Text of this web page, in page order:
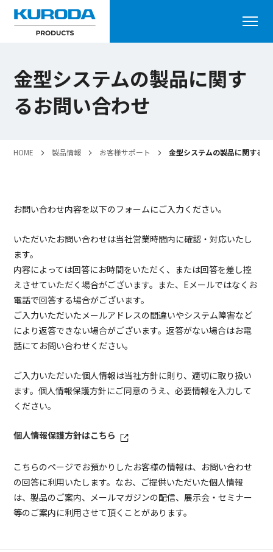
金型システムの製品に関す
るお問い合わせ
HOME 製品情報 お客様サポート 金型システムの製品に関する
お問い合わせ内容を以下のフォームにご入力ください。
いただいたお問い合わせは当社営業時間内に確認・対応いたし
ます。
内容によっては回答にお時間をいただく、または回答を差し控
えさせていただく場合がございます。また、Eメールではなくお
電話で回答する場合がございます。
ご入力いただいたメールアドレスの間違いやシステム障害など
により返答できない場合がございます。返答がない場合はお電
話にてお問い合わせください。
ご入力いただいた個人情報は当社方針に則り、適切に取り扱い
ます。個人情報保護方針にご同意のうえ、必要情報を入力して
ください。
個人情報保護方針はこちら
こちらのページでお預かりしたお客様の情報は、お問い合わせ
の回答に利用いたします。なお、ご提供いただいた個人情報
は、製品のご案内、メールマガジンの配信、展示会・セミナー
等のご案内に利用させて頂くことがあります。